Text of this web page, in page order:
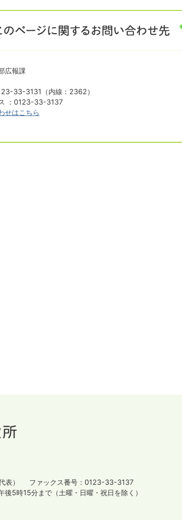
広報課
33-3131（内線：2362）
：0123-33-3137
せはこちら
）
ファックス番号：0123-33-3137
後5時15分まで （土曜・日曜・祝日を除く）